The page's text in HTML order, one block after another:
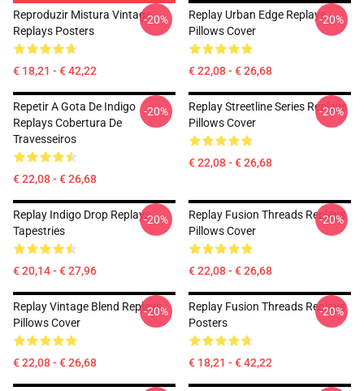
Reproduzir Mistura Vintage
Replays Posters
€ 18,21 - € 42,22
-20%
Replay Urban Edge Replays
Pillows Cover
€ 22,08 - € 26,68
-20%
Repetir A Gota De Indigo
Replays Cobertura De
Travesseiros
€ 22,08 - € 26,68
-20%
Replay Streetline Series Replays
Pillows Cover
€ 22,08 - € 26,68
-20%
Replay Indigo Drop Replays
Tapestries
€ 20,14 - € 27,96
-20%
Replay Fusion Threads Replays
Pillows Cover
€ 22,08 - € 26,68
-20%
Replay Vintage Blend Replays
Pillows Cover
€ 22,08 - € 26,68
-20%
Replay Fusion Threads Replays
Posters
€ 18,21 - € 42,22
-20%